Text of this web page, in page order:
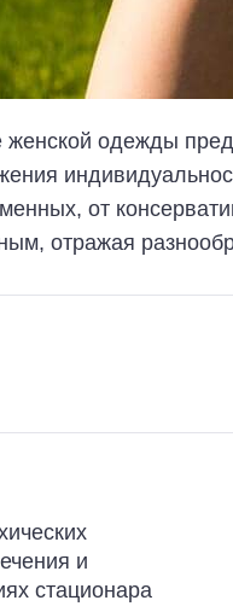
женской одежды
от
отражая
и
стационара